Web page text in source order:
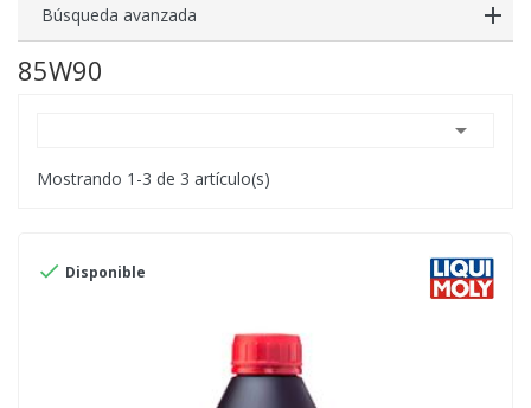
Búsqueda avanzada
85W90

Mostrando 1-3 de 3 artículo(s)
 Disponible